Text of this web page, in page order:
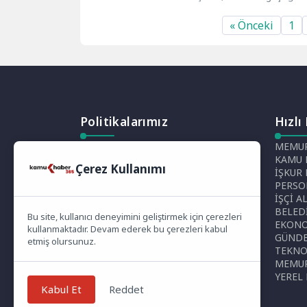
için
« Önceki 1
Politikalarımız
Telif Hakları Politikası
KAMU
İŞKUR
İŞÇİ
YEREL
Çerez Kullanımı
Bu site, kullanıcı deneyimini geliştirmek için çerezleri
kullanmaktadır. Devam ederek bu çerezleri kabul
etmiş olursunuz.
Kabul Et Reddet